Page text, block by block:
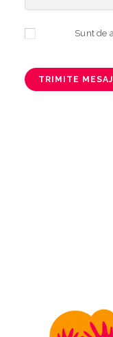
TRIMITE MESAJ